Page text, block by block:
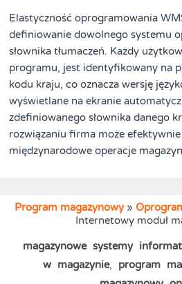
Elastyczność oprogramowania
definiowanie dowolnego systemu
słownika tłumaczeń. Każdy
programu, jest identyfikowany na
kodu kraju, co oznacza wersję
wyświetlane na ekranie
zdefiniowanego słownika danego
rozwiązaniu firma może efektywnie
międzynarodowe operacje
Program magazynowy»
Internetowy moduł
magazynowe systemy
w magazynie, program